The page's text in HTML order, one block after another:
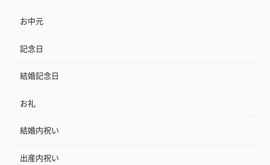
お中元
記念日
結婚記念日
お礼
結婚内祝い
出産内祝い